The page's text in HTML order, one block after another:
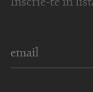
Înscrie-te în